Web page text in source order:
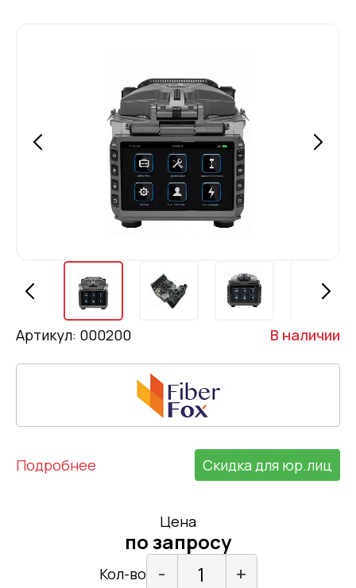
Артикул: 000200 В наличии
Подробнее Скидка для юр.лиц
Цена
по запросу
Кол-во - +